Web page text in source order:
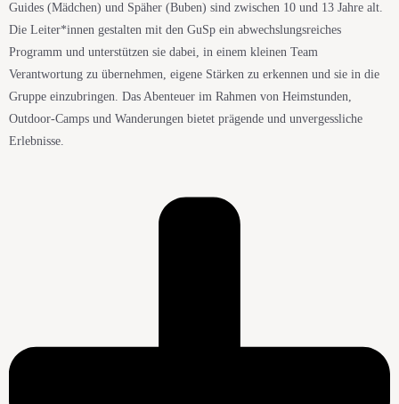
Guides (Mädchen) und Späher (Buben) sind zwischen 10 und 13 Jahre alt.
Die Leiter*innen gestalten mit den GuSp ein abwechslungsreiches
Programm und unterstützen sie dabei, in einem kleinen Team
Verantwortung zu übernehmen, eigene Stärken zu erkennen und sie in die
Gruppe einzubringen. Das Abenteuer im Rahmen von Heimstunden,
Outdoor-Camps und Wanderungen bietet prägende und unvergessliche
Erlebnisse.